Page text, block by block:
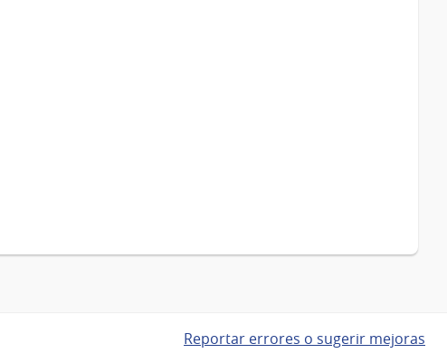
Reportar errores o sugerir mejoras